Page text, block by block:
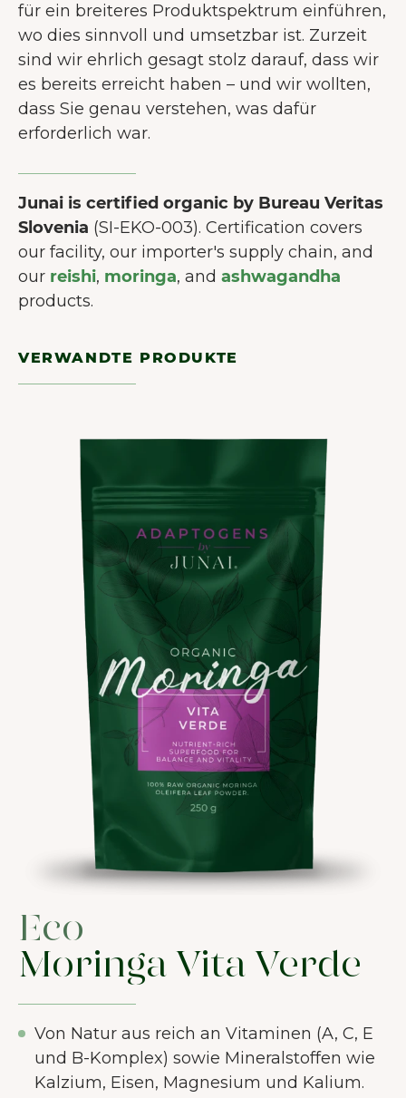
für ein breiteres Produktspektrum einführen,
wo dies sinnvoll und umsetzbar ist. Zurzeit
sind wir ehrlich gesagt stolz darauf, dass wir
es bereits erreicht haben – und wir wollten,
dass Sie genau verstehen, was dafür
erforderlich war.
Junai is certified organic by Bureau Veritas
Slovenia (SI-EKO-003). Certification covers
our facility, our importer's supply chain, and
our reishi, moringa, and ashwagandha
products.
VERWANDTE PRODUKTE
Eco
Moringa Vita Verde
Von Natur aus reich an Vitaminen (A, C, E
und B-Komplex) sowie Mineralstoffen wie
Kalzium, Eisen, Magnesium und Kalium.